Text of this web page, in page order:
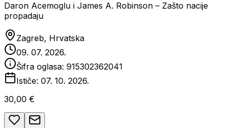
Daron Acemoglu i James A. Robinson – Zašto nacije
propadaju
Zagreb, Hrvatska
09. 07. 2026.
Šifra oglasa: 915302362041
Ističe: 07. 10. 2026.
30,00 €